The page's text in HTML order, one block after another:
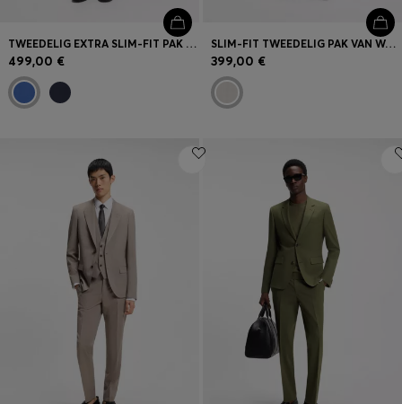
TWEEDELIG EXTRA SLIM-FIT PAK VAN GERUIT TWILL
499,00 €
SLIM-FIT TWEEDELIG PAK VAN WASBARE STRETCHSTOF
399,00 €